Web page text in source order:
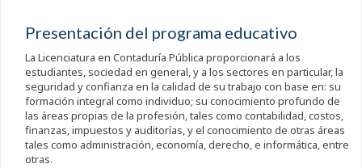
Presentación del programa educativo
La Licenciatura en Contaduría Pública proporcionará a los
estudiantes, sociedad en general, y a los sectores en particular, la
seguridad y confianza en la calidad de su trabajo con base en: su
formación integral como individuo; su conocimiento profundo de
las áreas propias de la profesión, tales como contabilidad, costos,
finanzas, impuestos y auditorías, y el conocimiento de otras áreas
tales como administración, economía, derecho, e informática, entre
otras.